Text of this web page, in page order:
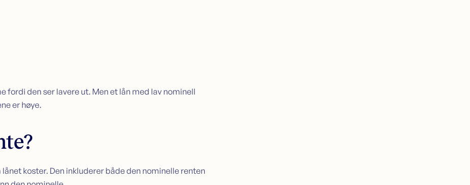
fordi den ser lavere ut. Men et lån med lav nominell
er høye.
koster. Den inkluderer både den nominelle renten